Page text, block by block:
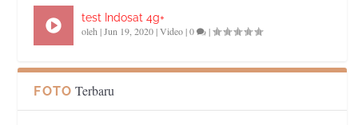
test Indosat 4g+
oleh|Jun 19, 2020|Video|0 |
FOTO Terbaru